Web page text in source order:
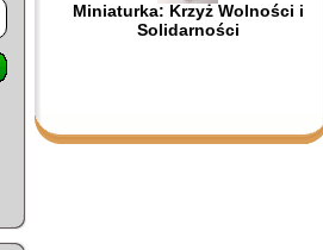
Miniaturka: Krzyż Wolności i
Solidarności